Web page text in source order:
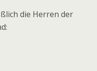
die Herren der